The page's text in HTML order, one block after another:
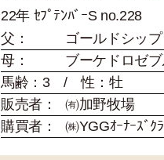
22年 ｾﾌﾟﾃﾝﾊﾞｰS no.228
父：
ゴールドシップ
母：
ブーケドロゼ
馬齢：3 / 性：牡
販売者：
㈲加野牧場
購買者：
㈱YGGｵｰﾅｰｽﾞｸ